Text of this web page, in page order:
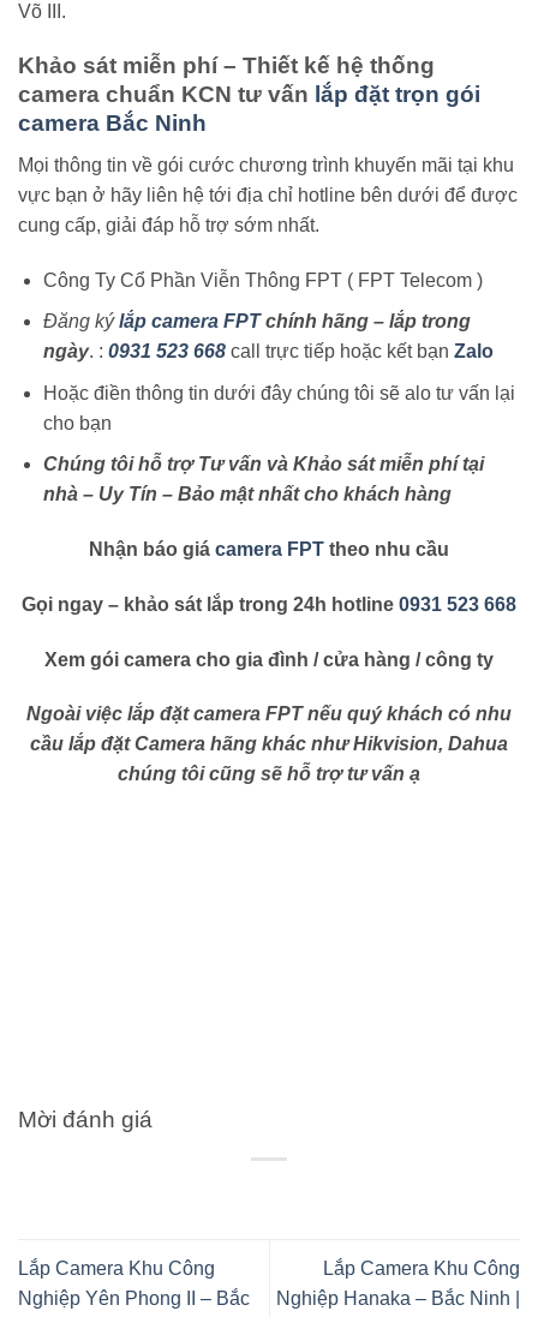
Võ III.
Khảo sát miễn phí – Thiết kế hệ thống
camera chuẩn KCN tư vấn lắp đặt trọn gói
camera Bắc Ninh
Mọi thông tin về gói cước chương trình khuyến mãi tại khu
vực bạn ở hãy liên hệ tới địa chỉ hotline bên dưới để được
cung cấp, giải đáp hỗ trợ sớm nhất.
Công Ty Cổ Phần Viễn Thông FPT ( FPT Telecom )
Đăng kýlắp camera FPTchính hãng – lắp trong
ngày. : 0931 523 668call trực tiếp hoặc kết bạn Zalo
Hoặc điền thông tin dưới đây chúng tôi sẽ alo tư vấn lại
cho bạn
Chúng tôi hỗ trợ Tư vấn và Khảo sát miễn phí tại
nhà – Uy Tín – Bảo mật nhất cho khách hàng
Nhận báo giá camera FPT theo nhu cầu
Gọi ngay – khảo sát lắp trong 24h hotline 0931 523 668
Xem gói camera cho gia đình / cửa hàng / công ty
Ngoài việc lắp đặt camera FPT nếu quý khách có nhu
cầu lắp đặt Camera hãng khác như Hikvision, Dahua
chúng tôi cũng sẽ hỗ trợ tư vấn ạ
Mời đánh giá
Lắp Camera Khu Công
Nghiệp Yên Phong II – Bắc
Lắp Camera Khu Công
Nghiệp Hanaka – Bắc Ninh |